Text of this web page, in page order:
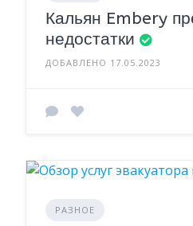
Кальян Embery
недостатки
ДОБАВЛЕНО 17.05.2023
РАЗНОЕ